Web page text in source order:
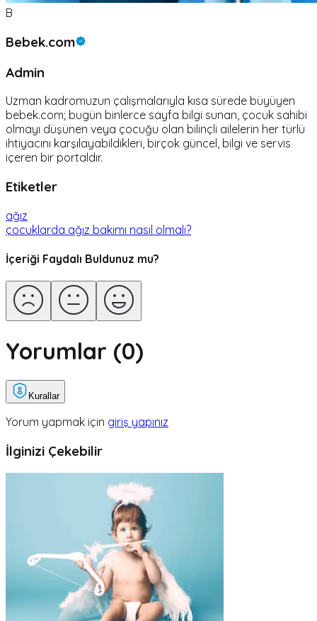
B
Bebek.com
Admin
Uzman kadromuzun çalışmalarıyla kısa sürede büyüyen
bebek.com; bugün binlerce sayfa bilgi sunan, çocuk sahibi
olmayı düşünen veya çocuğu olan bilinçli ailelerin her türlü
ihtiyacını karşılayabildikleri, birçok güncel, bilgi ve servis
içeren bir portaldır.
Etiketler
ağız
çocuklarda ağız bakımı nasıl olmalı?
İçeriği Faydalı Buldunuz mu?
Yorumlar (0)
Kurallar
Yorum yapmak için giriş yapınız
İlginizi Çekebilir